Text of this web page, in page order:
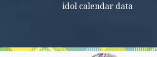
idol calendar data